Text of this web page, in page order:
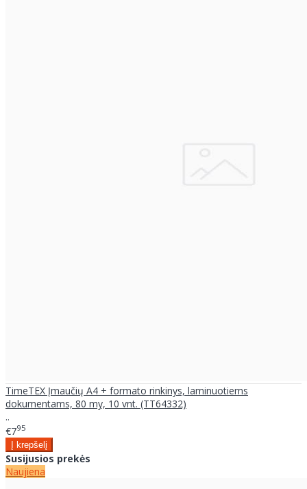
TimeTEX Įmaučių A4 + formato rinkinys, laminuotiems
dokumentams, 80 my, 10 vnt. (TT64332)
..
€795
Susijusios prekės
Naujiena